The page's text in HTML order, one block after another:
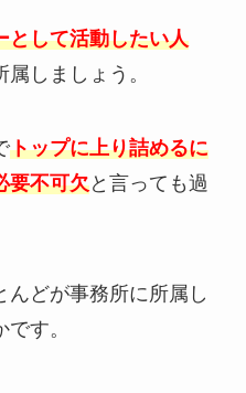
として活動したい人
しましょう。
トップに上り詰めるに
要不可欠と言っても過
どが事務所に所属し
す。